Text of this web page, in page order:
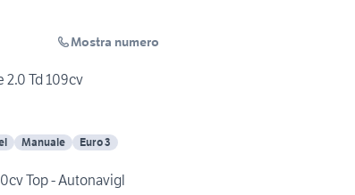
Mostra numero
2.0 Td 109cv
Manuale Euro 3
Top - Autonavigl